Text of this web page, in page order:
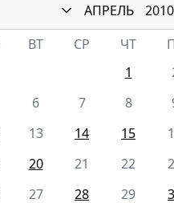
АПРЕЛЬ
2010
ВТ СР ЧТ
1
6 7 8
13 14 15
20 21 22
27 28 29